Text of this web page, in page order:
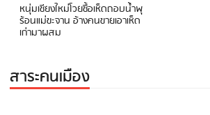
หนุ่มเชียงใหม่โวยซื้อเห็ดถอบน้ำพุ
ร้อนแม่ขะจาน อ้างคนขายเอาเห็ด
เก่ามาผสม
สาระคนเมือง